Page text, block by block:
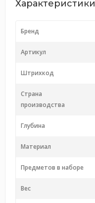
Характеристики
Бренд
Артикул
Штрихкод
Страна
производства
Глубина
Материал
Предметов в наборе
Вес